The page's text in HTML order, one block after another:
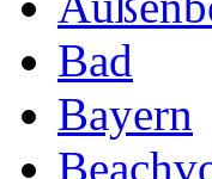
Bad
Bayern